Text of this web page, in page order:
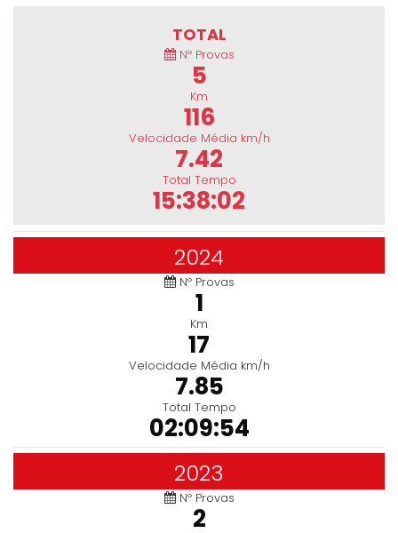
TOTAL
Nº Provas
5
Km
116
Velocidade Média km/h
7.42
Total Tempo
15:38:02
2024
Nº Provas
1
Km
17
Velocidade Média km/h
7.85
Total Tempo
02:09:54
2023
Nº Provas
2